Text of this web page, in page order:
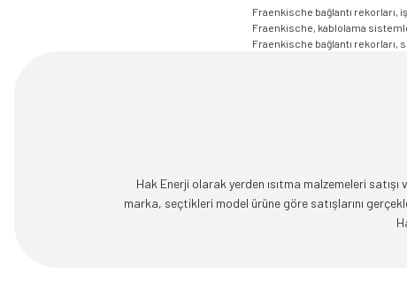
Fraenkische bağlantı rekorları,
Fraenkische, kablolama
Fraenkische bağlantı
Hak Enerji olarak yerden ısıtma malzemeleri
marka, seçtikleri model ürüne göre satışlarını